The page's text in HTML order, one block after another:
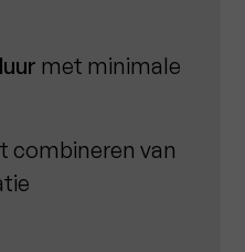
met minimale
combineren van